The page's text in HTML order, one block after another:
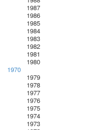
1987
1986
1985
1984
1983
1982
1981
1980
1970
1979
1978
1977
1976
1975
1974
1973